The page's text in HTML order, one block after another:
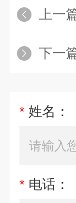
上一
下一
* 姓名：
* 电话：